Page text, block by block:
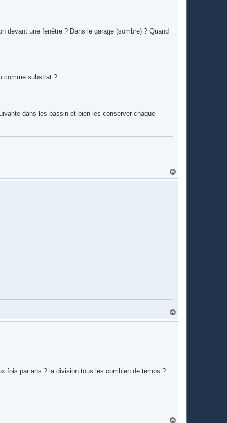
devant une fenêtre ? Dans le garage (sombre) ? Quand
comme substrat ?
dans les bassin et bien les conserver chaque
a
a
fois par ans ? la division tous les combien de temps ?